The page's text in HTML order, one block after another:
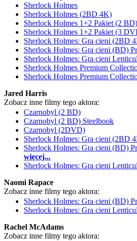
Sherlock Holmes
Sherlock Holmes (2BD 4K)
Sherlock Holmes 1+2 Pakiet (2 BD)
Sherlock Holmes 1+2 Pakiet (3
Sherlock Holmes: Gra cieni (2BD
Sherlock Holmes: Gra cieni (BD)
Sherlock Holmes: Gra cieni
Sherlock Holmes Premium
Sherlock Holmes Premium
Jared Harris
Zobacz inne filmy tego aktora:
Czarnobyl (2 BD)
Czarnobyl (2 BD) Steelbook
Czarnobyl (2DVD)
Sherlock Holmes: Gra cieni (2BD
Sherlock Holmes: Gra cieni (BD)
więcej...
Sherlock Holmes: Gra cieni
Naomi Rapace
Zobacz inne filmy tego aktora:
Sherlock Holmes: Gra cieni (BD)
Sherlock Holmes: Gra cieni
Rachel McAdams
Zobacz inne filmy tego aktora: